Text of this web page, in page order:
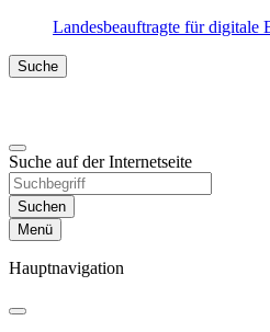
Landesbeauftragte für digitale
Suche
Suche auf der Internetseite
Suchen
Menü
Hauptnavigation